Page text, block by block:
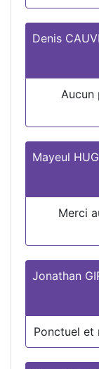
Denis
Aucun
Mayeul
Merci
Jonathan
Ponctuel et